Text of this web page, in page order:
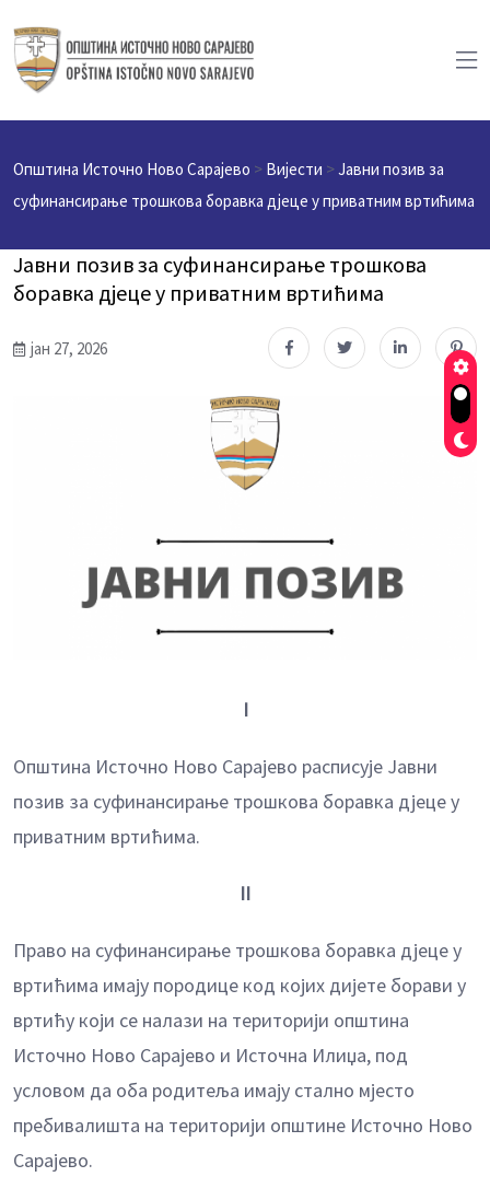
Општина Источно Ново Сарајево > Вијести >Јавни позив за
суфинансирање трошкова боравка дјеце у приватним вртићима
Јавни позив за суфинансирање трошкова
боравка дјеце у приватним вртићима
јан 27, 2026
I
Општина Источно Ново Сарајево расписује Јавни
позив за суфинансирање трошкова боравка дјеце у
приватним вртићима.
II
Право на суфинансирање трошкова боравка дјеце у
вртићима имају породице код којих дијете борави у
вртићу који се налази на територији општина
Источно Ново Сарајево и Источна Илиџа, под
условом да оба родитеља имају стално мјесто
пребивалишта на територији општине Источно Ново
Сарајево.